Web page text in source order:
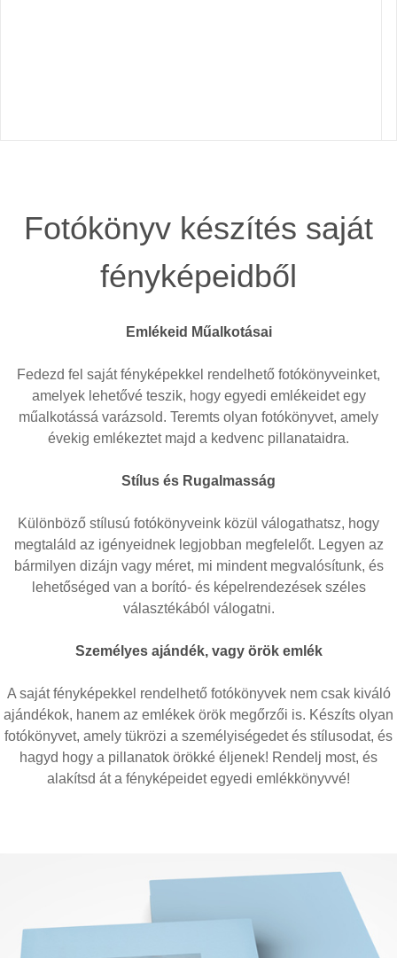
Fotókönyv készítés saját
fényképeidből
Emlékeid Műalkotásai
Fedezd fel saját fényképekkel rendelhető fotókönyveinket,
amelyek lehetővé teszik, hogy egyedi emlékeidet egy
műalkotássá varázsold. Teremts olyan fotókönyvet, amely
évekig emlékeztet majd a kedvenc pillanataidra.
Stílus és Rugalmasság
Különböző stílusú fotókönyveink közül válogathatsz, hogy
megtaláld az igényeidnek legjobban megfelelőt. Legyen az
bármilyen dizájn vagy méret, mi mindent megvalósítunk, és
lehetőséged van a borító- és képelrendezések széles
választékából válogatni.
Személyes ajándék, vagy örök emlék
A saját fényképekkel rendelhető fotókönyvek nem csak kiváló
ajándékok, hanem az emlékek örök megőrzői is. Készíts olyan
fotókönyvet, amely tükrözi a személyiségedet és stílusodat, és
hagyd hogy a pillanatok örökké éljenek! Rendelj most, és
alakítsd át a fényképeidet egyedi emlékkönyvvé!